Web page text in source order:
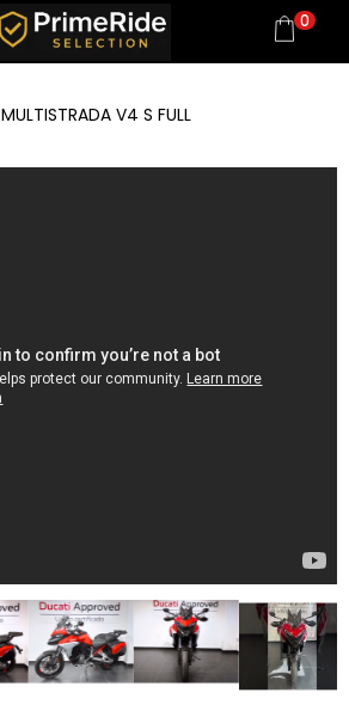
0
MULTISTRADA V4 S FULL